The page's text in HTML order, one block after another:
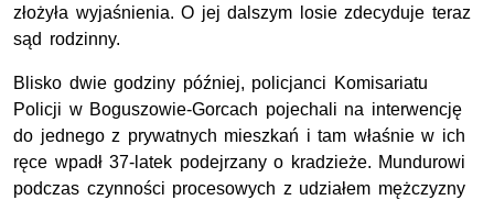
złożyła wyjaśnienia. O jej dalszym losie zdecyduje teraz
sąd rodzinny.
Blisko dwie godziny później, policjanci Komisariatu
Policji w Boguszowie-Gorcach pojechali na interwencję
do jednego z prywatnych mieszkań i tam właśnie w ich
ręce wpadł 37-latek podejrzany o kradzieże. Mundurowi
podczas czynności procesowych z udziałem mężczyzny